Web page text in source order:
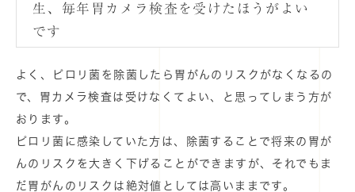
生、毎年胃カメラ検査を受けたほうがよい
です
よく、ピロリ菌を除菌したら胃がんのリスクがなくなるの
で、胃カメラ検査は受けなくてよい、と思ってしまう方が
おります。
ピロリ菌に感染していた方は、除菌することで将来の胃が
んのリスクを大きく下げることができますが、それでもま
だ胃がんのリスクは絶対値としては高いままです。